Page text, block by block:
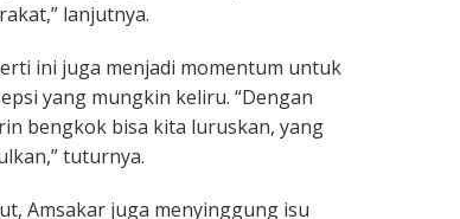
lanjutnya.
ini juga menjadi momentum untuk
yang mungkin keliru. “Dengan
bengkok bisa kita luruskan, yang
tuturnya.
Amsakar juga menyinggung isu